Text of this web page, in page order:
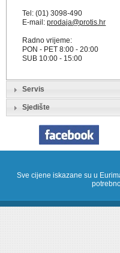
Tel: (01) 3098-490
E-mail:prodaja@protis.hr
Radno vrijeme:
PON - PET 8:00 - 20:00
SUB 10:00 - 15:00
Servis
Sjedište
Sve cijene iskazane su u